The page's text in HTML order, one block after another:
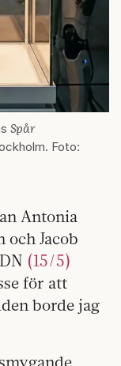
Spår
Foto:
Antonia
och Jacob
(15/5)
för att
borde jag